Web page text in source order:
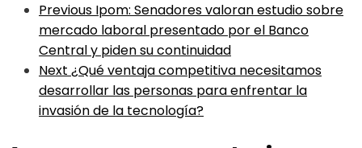
Previous Ipom: Senadores valoran estudio sobre
mercado laboral presentado por el Banco
Central y piden su continuidad
Next ¿Qué ventaja competitiva necesitamos
desarrollar las personas para enfrentar la
invasión de la tecnología?